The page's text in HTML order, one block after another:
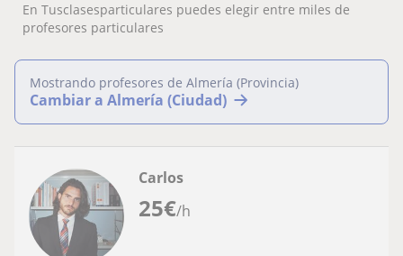
En Tusclasesparticulares puedes elegir entre miles de
profesores particulares
Mostrando profesores de Almería (Provincia)
Cambiar a Almería (Ciudad)
25€/h
Carlos